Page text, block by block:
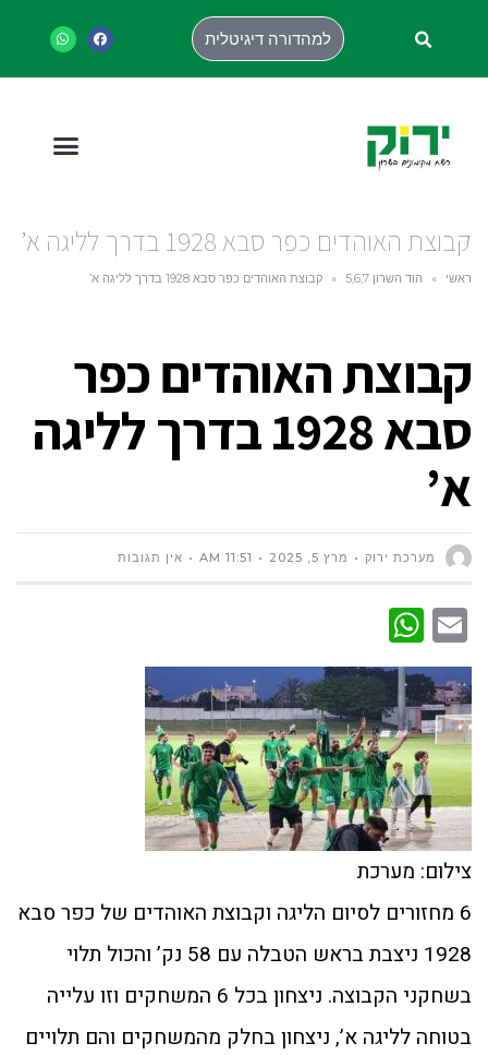
למהדורה דיגיטלית
קבוצת האוהדים כפר סבא 1928 בדרך לליגה א’
ראשי » הוד השרון 5,6,7 » קבוצת האוהדים כפר סבא 1928 בדרך לליגה א’
קבוצת האוהדים כפר
סבא 1928 בדרך לליגה
א’
מערכת ירוק מרץ 5, 2025 11:51 AM אין תגובות
Email
צילום: מערכת
6 מחזורים לסיום הליגה וקבוצת האוהדים של כפר סבא
1928 ניצבת בראש הטבלה עם 58 נק’ והכול תלוי
בשחקני הקבוצה. ניצחון בכל 6 המשחקים וזו עלייה
בטוחה לליגה א’, ניצחון בחלק מהמשחקים והם תלויים